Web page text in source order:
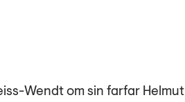
Wendt om sin farfar Helmut